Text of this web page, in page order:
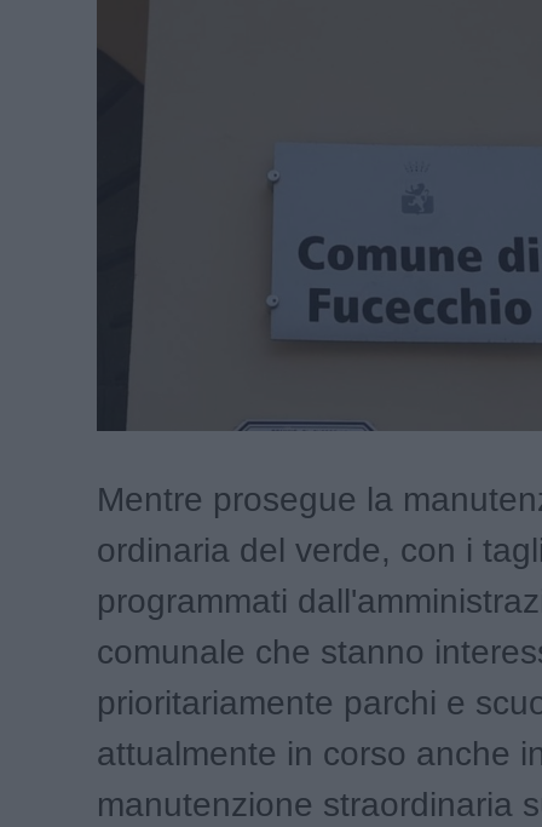
Mentre prosegue la
ordinaria del verde, con i
programmati
comunale che stanno
prioritariamente parchi e
attualmente in corso anche
manutenzione straordinaria